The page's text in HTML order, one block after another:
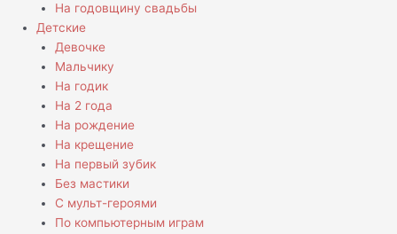
На годовщину свадьбы
Детские
Девочке
Мальчику
На годик
На 2 года
На рождение
На крещение
На первый зубик
Без мастики
С мульт-героями
По компьютерным играм